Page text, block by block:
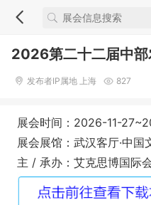
2026第二十二届中
发布者IP属地 上海 827
展会时间：2026-11-
展会展馆：武汉客厅·中国
主 / 承办：艾克思博国际